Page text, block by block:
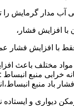
با افزایش فشار
مواد مختلف باعث
خرابی منبع
باد منبع
دیواری و ایستاده